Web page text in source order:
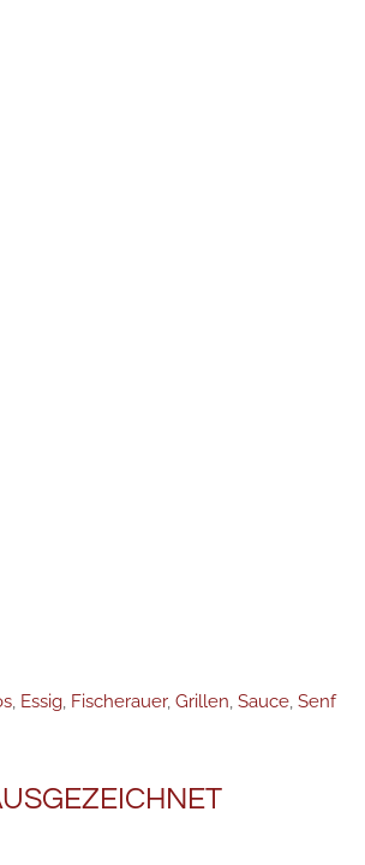
, Essig, Fischerauer, Grillen, Sauce, Senf